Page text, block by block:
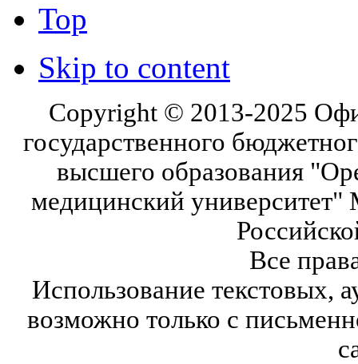
Top
Skip to content
Copyright © 2013-2025
государственного
высшего образования
медицинский университет"
Все
Использование текстовых,
возможно только с